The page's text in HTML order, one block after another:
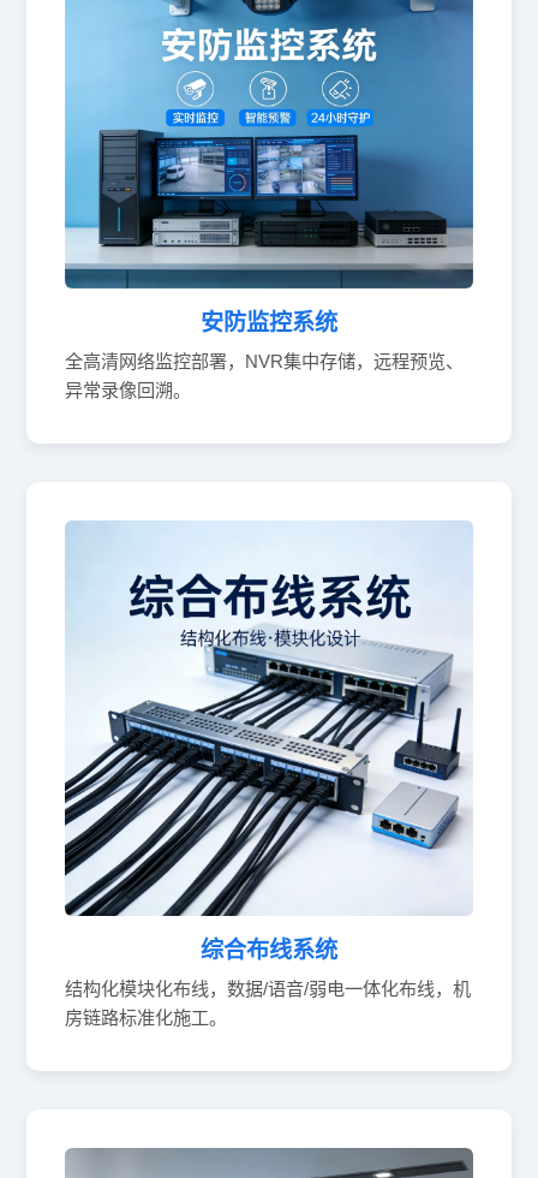
安防监控系统
全高清网络监控部署，NVR集中存储，远程预览、
异常录像回溯。
综合布线系统
结构化模块化布线，数据/语音/弱电一体化布线，机
房链路标准化施工。